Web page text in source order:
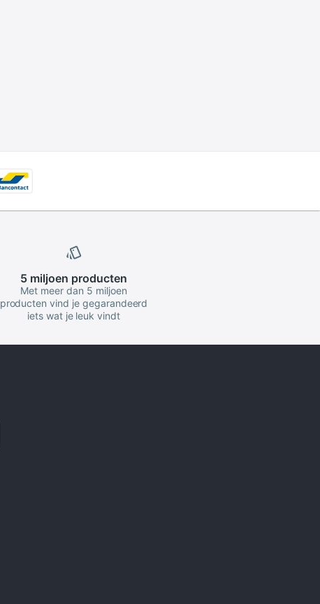
5 miljoen producten
Met meer dan 5 miljoen
producten vind je gegarandeerd
iets wat je leuk vindt